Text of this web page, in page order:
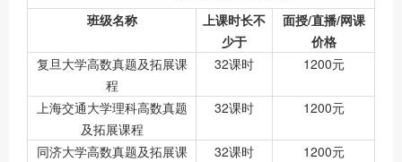
班级名称
上课时长不
少于
面授/直播/网课
价格
复旦大学高数真题及拓展课
程
32课时 1200元
上海交通大学理科高数真题
及拓展课程
32课时 1200元
同济大学高数真题及拓展课
32课时 1200元